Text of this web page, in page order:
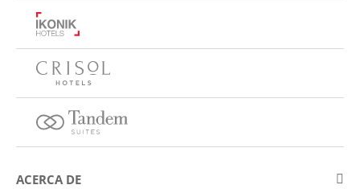
ACERCA DE